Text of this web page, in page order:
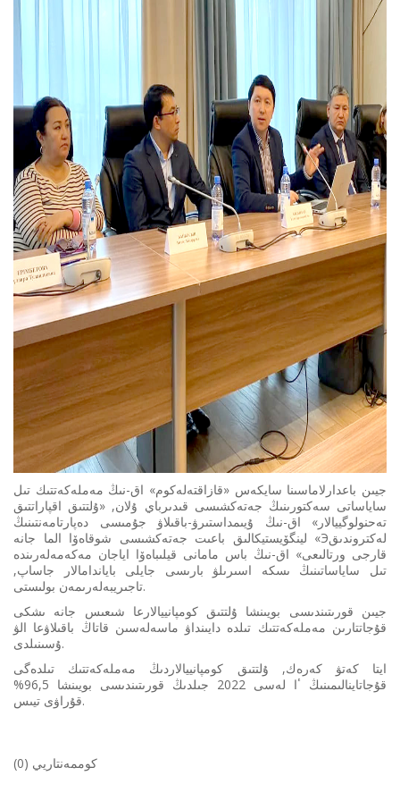
جيىن باعدارلاماسىنا سايكەس «قازاقتەلەكوم» اق-نىڭ مەملەكەتتىك تىل
ساياساتى سەكتورىنىڭ جەتەكشىسى قىدىرباي ۇلان, «ۇلتتىق اقپاراتتىق
تەحنولوگييالار» اق-نىڭ ۇيىمداستىرۋ-باقىلاۋ جۇمىسى دەپارتامەنتىنىڭ
لينگۆيستيكالىق باعىت جەتەكشىسى شوقاەۆا الما جانە «Эلەكتروندىق
قارجى ورتالىعى» اق-نىڭ باس مامانى قيلىباەۆا اياجان مەكەمەلەرىندە
تىل ساياساتىنىڭ ىسكە اسىرىلۋ بارىسى جايلى باياندامالار جاساپ,
تاجىريبەلەرىمەن بولىستى.
جيىن قورىتىندىسى بويىنشا ۇلتتىق كومپانييالارعا شىعىس جانە ىشكى
قۇجاتتارىن مەملەكەتتىك تىلدە دايىنداۋ ماسەلەسىن قاتاڭ باقىلاۋعا الۋ
ۇسىنىلدى.
ايتا كەتۋ كەرەك, ۇلتتىق كومپانييالاردىڭ مەملەكەتتىك تىلدەگى
قۇجاتاينالىمىنىڭ ٴا لەسى 2022 جىلدىڭ قورىتىندىسى بويىنشا 96,5%
قۇراۋى تيىس.
كوممەنتاريي (0)